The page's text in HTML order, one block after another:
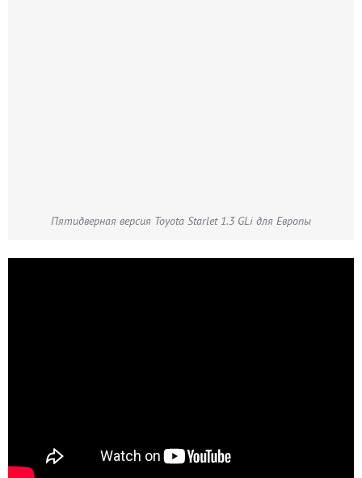
Пятидверная версия Toyota Starlet 1.3 GLi для Европы